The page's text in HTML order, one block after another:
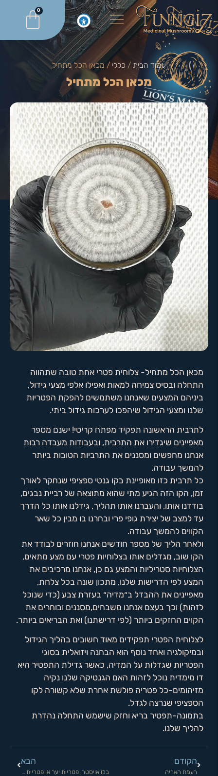
0
עמוד הבית / כללי / מכאן הכל מתחיל
מכאן הכל מתחיל
מכאן הכל מתחיל- צלוחית פטרי אחת טובה שתהווה
התחלה ובסיס צמיחה למאות ואפילו אלפי מצעי גידול,
ביניהם המצעים שאנחנו משתמשים להפקת הפטריות
שלנו ומצעי הגידול שיהפכו לערכות גידול ביתי.
לתרבית הראשונה תפקיד מפתח קריטי! ישנם מספר
מאפיינים שיגדירו את התרבית, ובעבודות מעבדה רבות
אנחנו מחפשים ומסננים את התרביות הטובות ביותר
להמשך עבודה.
כל תרבית כזו מאופיינת בקו גנטי ספציפי שנחקר לאורך
זמן, הקו הזה הגיע מתי שהוא מתוצאה של רביית נבגים,
בודדנו אותו, והעברנו אותו תהליך, גידלנו אותו כל הדרך
עד למצב של יצירת גופי פרי ובחרנו בו מבין כל שאר
הקווים להמשך עבודה.
ולאחר הליך של מספר חודשים אנחנו חוזרים לבודד את
הקו שוב, מגדלים אותו בצלוחיות פטרי עם מצע מתאים,
הצלוחיות סטריליות והמצע גם כן, אנחנו מרכיבים את
המצע לפי הדרישות שלנו, מתכון שונה בכל צלחת,
מאפיינים את ההבדל ב״מדיה״ בעזרת צבע (כדי שנוכל
לזהות) וכך בעצם אנחנו משבחים,מסננים ובוחרים את
הקוים החזקים ביותר (לפי דרישתנו) ואת הבריאים ביותר.
לצלוחית הפטרי תפקידים מאוד חשובים בהליך הגידול
ובמיקולגיה ואחד נוסף הוא הבחנה ויזואלית בסוגי
הפטריות שגדלות על המדיה, כאשר גדילת התפטיר היא
דו מימדית נוכל לזהות האם הגנטיקה שלנו נקיה
מזיהומים-כל פטריה פולשת אחרת שלא קשורה לקו
הספציפי שנרצה לגדל.
בתמונה-תפטיר בריא וחזק שישמש התחלה נהדרת
להליך שלנו.
הקודם
רעמת האריה
הבא
בלו אויסטר, פטריות יער או פטריית ירדן? סוד האיכות של פאנגיז